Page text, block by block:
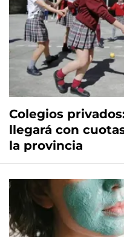
Colegios
llegará con
la provincia